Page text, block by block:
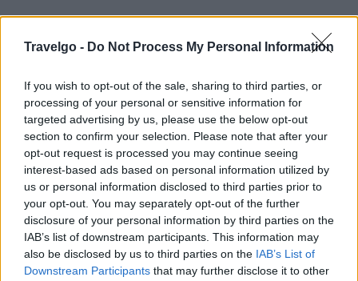
Travelgo - Do Not Process My Personal Information
If you wish to opt-out of the sale, sharing to third parties, or
processing of your personal or sensitive information for
targeted advertising by us, please use the below opt-out
section to confirm your selection. Please note that after your
opt-out request is processed you may continue seeing
interest-based ads based on personal information utilized by
us or personal information disclosed to third parties prior to
your opt-out. You may separately opt-out of the further
disclosure of your personal information by third parties on the
IAB’s list of downstream participants. This information may
also be disclosed by us to third parties on the IAB’s List of
Downstream Participants that may further disclose it to other